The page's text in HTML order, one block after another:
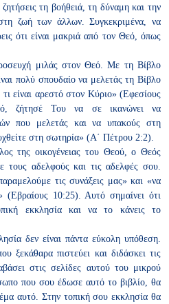
τη βοήθειά, τη δύναμη και την
ζωή των άλλων. Συγκεκριμένα, να
ότι είναι μακριά από τον Θεό, όπως
μιλάς στον Θεό. Με τη Βίβλο
πολύ σπουδαίο να μελετάς τη Βίβλο
είναι αρεστό στον Κύριο» (Εφεσίους
ζήτησέ Του να σε ικανώνει
να
που μελετάς και να υπακούς στη
στη σωτηρία» (Α΄ Πέτρου 2:2).
της οικογένειας του Θεού, ο Θεός
τους αδελφούς και τις αδελφές σου.
τις συνάξεις μας» και «να
(Εβραίους 10:25). Αυτό σημαίνει ότι
εκκλησία και να το κάνεις το
δεν είναι πάντα εύκολη υπόθεση.
ξεκάθαρα πιστεύει και διδάσκει τις
στις σελίδες αυτού του μικρού
που σου έδωσε αυτό το βιβλίο, θα
αυτό. Στην τοπική σου εκκλησία θα